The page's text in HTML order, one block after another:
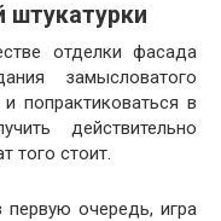
штукатурки
отделки фасада
замысловатого
попрактиковаться в
действительно
того стоит.
первую очередь, игра